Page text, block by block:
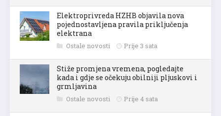
Elektroprivreda HZHB objavila nova
pojednostavljena pravila priključenja
elektrana
Ostale novosti Prije 3 sata
Stiže promjena vremena, pogledajte
kada i gdje se očekuju obilniji pljuskovi i
grmljavina
Ostale novosti Prije 4 sata